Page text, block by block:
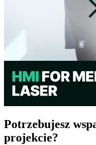
Potrzebujesz
projekcie?